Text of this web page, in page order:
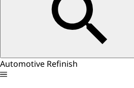
Automotive Refinish